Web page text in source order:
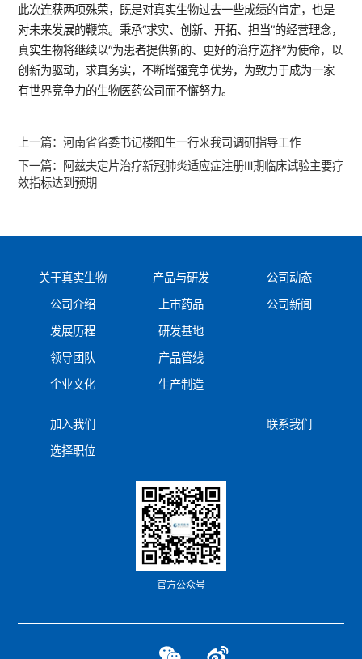
此次连获两项殊荣，既是对真实生物过去一些成绩的肯定，也是
对未来发展的鞭策。秉承“求实、创新、开拓、担当”的经营理念，
真实生物将继续以“为患者提供新的、更好的治疗选择”为使命，以
创新为驱动，求真务实，不断增强竞争优势，为致力于成为一家
有世界竞争力的生物医药公司而不懈努力。
上一篇：河南省省委书记楼阳生一行来我司调研指导工作
下一篇： 阿兹夫定片治疗新冠肺炎适应症注册Ⅲ期临床试验主要疗
效指标达到预期
关于真实生物
公司介绍
发展历程
领导团队
企业文化
产品与研发
上市药品
研发基地
产品管线
生产制造
公司动态
公司新闻
加入我们
选择职位
联系我们
官方公众号